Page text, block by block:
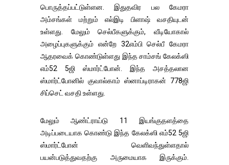
பொருத்தப்பட்டுள்ளன. இதுதவிர பல கேமரா
அம்சங்கள் மற்றும் எல்இடி பிளாஷ் வசதியுடன்
உள்ளது. மேலும் செல்பீகளுக்கும், வீடியோகால்
அழைப்புகளுக்கும் என்றே 32எம்பி செல்பீ கேமரா
ஆதரவைக் கொண்டுள்ளது இந்த சாம்சங் கேலக்ஸி
எம்52 5ஜி ஸ்மார்ட்போன். இந்த அசத்தலான
ஸ்மார்ட்போனில் குவால்காம் ஸ்னாப்டிராகன் 778ஜி
சிப்செட் வசதி உள்ளது.
மேலும் ஆண்ட்ராய்டு 11 இயங்குதளத்தை
அடிப்படையாக கொண்டு இந்த கேலக்ஸி எம்52 5ஜி
ஸ்மார்ட்போன் வெளிவந்துள்ளதால்
பயன்படுத்துவதற்கு அருமையாக இருக்கும்.